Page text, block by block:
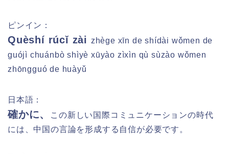
ピンイン：
Quèshí rúcǐ zài zhège xīn de shídài wǒmen de
guójì chuánbò shìyè xūyào zìxìn qù sùzào wǒmen
zhōngguó de huàyǔ
日本語：
確かに、
この新しい国際コミュニケーションの時代
には、中国の言論を形成する自信が必要です。